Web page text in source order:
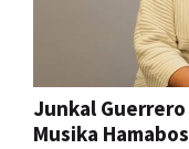
Junkal
Musika